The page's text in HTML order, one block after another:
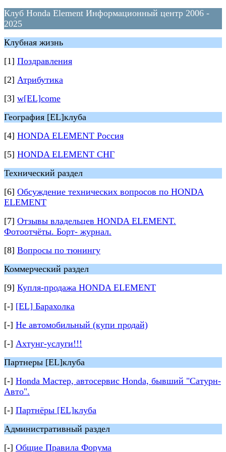
Клуб Honda Element Информационный центр 2006 -
2025
Клубная жизнь
[1] Поздравления
[2] Атрибутика
[3] w[EL]come
География [EL]клуба
[4] HONDA ELEMENT Россия
[5] HONDA ELEMENT СНГ
Технический раздел
[6] Обсуждение технических вопросов по HONDA
ELEMENT
[7] Отзывы владельцев HONDA ELEMENT.
Фотоотчёты. Борт- журнал.
[8] Вопросы по тюнингу
Коммерческий раздел
[9] Купля-продажа HONDA ELEMENT
[-] [EL] Барахолка
[-] Не автомобильный (купи продай)
[-] Ахтунг-услуги!!!
Партнеры [EL]клуба
[-] Honda Мастер, автосервис Honda, бывший "Сатурн-
Авто".
[-] Партнёры [EL]клуба
Административный раздел
[-] Общие Правила Форума